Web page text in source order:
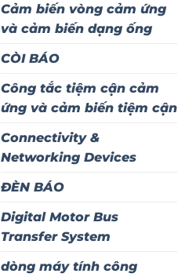
Cảm biến vòng cảm ứng
và cảm biến dạng ống
CÒI BÁO
Công tắc tiệm cận cảm
ứng và cảm biến tiệm cận
Connectivity &
Networking Devices
ĐÈN BÁO
Digital Motor Bus
Transfer System
dòng máy tính công